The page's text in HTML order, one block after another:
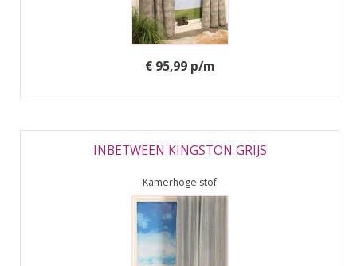
€ 95,99 p/m
INBETWEEN KINGSTON GRIJS
Kamerhoge stof